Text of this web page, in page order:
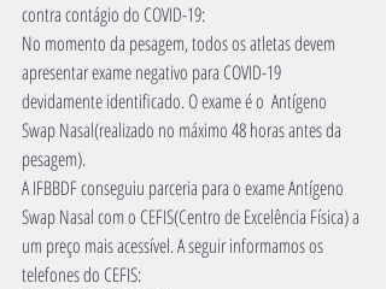
contra contágio do COVID-19:
No momento da pesagem, todos os atletas devem
apresentar exame negativo para COVID-19
devidamente identificado. O exame é o  Antígeno
Swap Nasal(realizado no máximo 48 horas antes da
pesagem).
A IFBBDF conseguiu parceria para o exame Antígeno
Swap Nasal com o CEFIS(Centro de Excelência Física) a
um preço mais acessível. A seguir informamos os
telefones do CEFIS: